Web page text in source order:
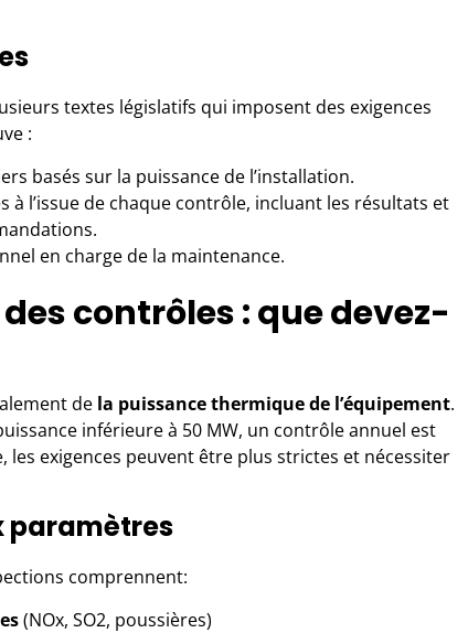
textes législatifs qui imposent des exigences
:
basés sur la puissance de l’installation.
à l’issue de chaque contrôle, incluant les résultats et
en charge de la maintenance.
contrôles : que devez-
de la puissance thermique de l’équipement.
inférieure à 50 MW, un contrôle annuel est
les exigences peuvent être plus strictes et nécessiter
paramètres
comprennent:
(NOx, SO2, poussières)